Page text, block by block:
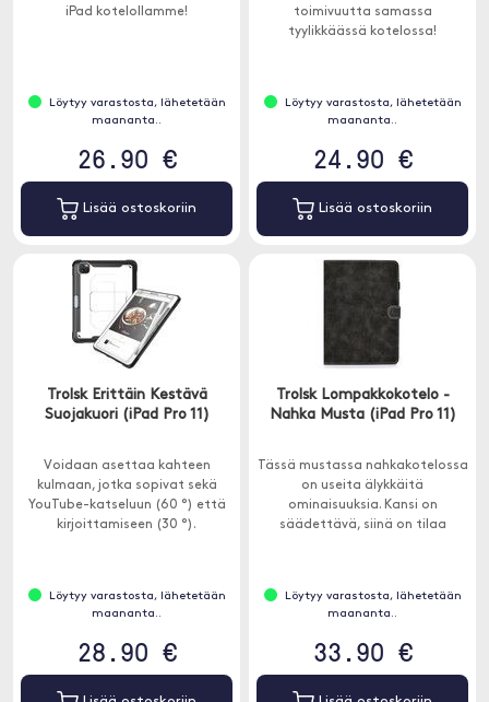
iPad kotelollamme!
Löytyy varastosta, lähetetään
maananta..
26.90 €
Lisää ostoskoriin
toimivuutta samassa
tyylikkäässä kotelossa!
Löytyy varastosta, lähetetään
maananta..
24.90 €
Lisää ostoskoriin
Trolsk Erittäin Kestävä
Suojakuori (iPad Pro 11)
Voidaan asettaa kahteen
kulmaan, jotka sopivat sekä
YouTube-katseluun (60 °) että
kirjoittamiseen (30 °).
Löytyy varastosta, lähetetään
maananta..
28.90 €
Trolsk Lompakkokotelo -
Nahka Musta (iPad Pro 11)
Tässä mustassa nahkakotelossa
on useita älykkäitä
ominaisuuksia. Kansi on
säädettävä, siinä on tilaa
Löytyy varastosta, lähetetään
maananta..
33.90 €